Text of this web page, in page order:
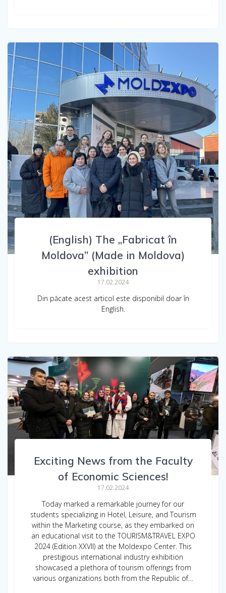
(English) The „Fabricat în
Moldova” (Made in Moldova)
exhibition
17.02.2024
Din păcate acest articol este disponibil doar în
English.
Exciting News from the Faculty
of Economic Sciences!
17.02.2024
Today marked a remarkable journey for our
students specializing in Hotel, Leisure, and Tourism
within the Marketing course, as they embarked on
an educational visit to the TOURISM&TRAVEL EXPO
2024 (Edition XXVII) at the Moldexpo Center. This
prestigious international industry exhibition
showcased a plethora of tourism offerings from
various organizations both from the Republic of…